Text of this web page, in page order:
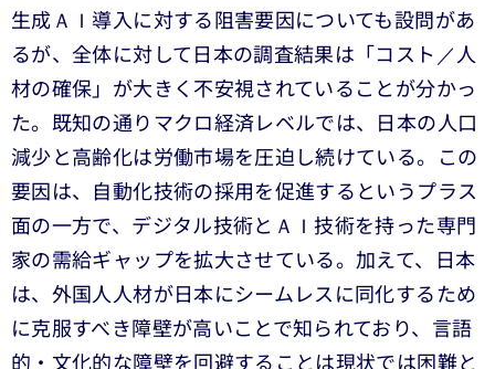
生成ＡＩ導入に対する阻害要因についても設問があ
るが、全体に対して日本の調査結果は「コスト／人
材の確保」が大きく不安視されていることが分かっ
た。既知の通りマクロ経済レベルでは、日本の人口
減少と高齢化は労働市場を圧迫し続けている。この
要因は、自動化技術の採用を促進するというプラス
面の一方で、デジタル技術とＡＩ技術を持った専門
家の需給ギャップを拡大させている。加えて、日本
は、外国人人材が日本にシームレスに同化するため
に克服すべき障壁が高いことで知られており、言語
的・文化的な障壁を回避することは現状では困難と